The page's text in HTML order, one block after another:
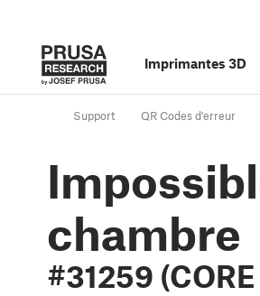
Imprimantes 3D
Support QR Codes d'erreur
chambre
#31259